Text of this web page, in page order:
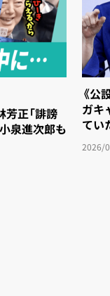
正「誹謗
泉進次郎も
《公
ガキ
てい
2026/